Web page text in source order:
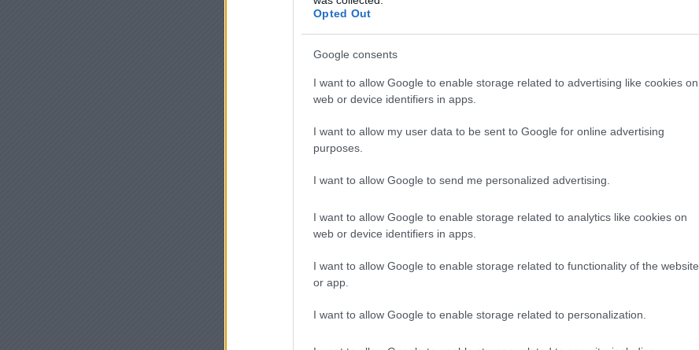
Opted Out
Google consents
I want to allow Google to enable storage related to advertising like cookies on
web or device identifiers in apps.
I want to allow my user data to be sent to Google for online advertising
purposes.
I want to allow Google to send me personalized advertising.
I want to allow Google to enable storage related to analytics like cookies on
web or device identifiers in apps.
I want to allow Google to enable storage related to functionality of the website
or app.
I want to allow Google to enable storage related to personalization.